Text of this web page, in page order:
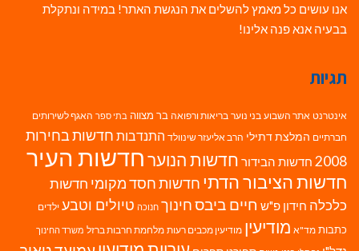
אנו עושים כל מאמץ להשלים את הנגשת האתר! במידה ונתקלת
בבעיה אנא פנה אלינו!
תגיות
אינטרנט אתר השבוע בני נוער בריאות ורפואה בר מצווה בתי ספר האגף לשירותים
חברתיים המלצת דתילי הרב אליעזר שינוולד התנדבות חדשות בחירות
2008 חדשות הבידור חדשות הנוערחדשות העיר
חדשות הציבור הדתי חדשות חסד מקומי חדשות
כלכלה חידון פ"ש חיים ביבסחינוך חנוכה טיולים וטבע ילדים
כתבות מד"א מודיעין מודיעין מכבים רעות מלחמת חרבות ברזל משרד החינוך